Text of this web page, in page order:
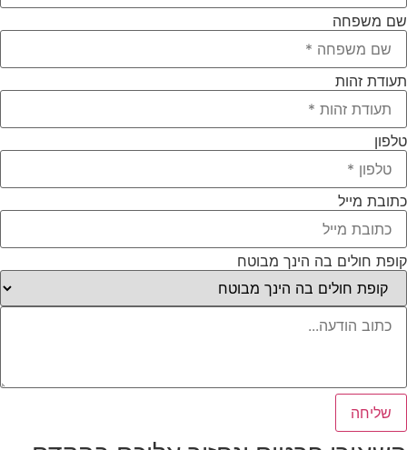
משפחה
זהות
מייל
חולים בה הינך מבוטח
שליחה